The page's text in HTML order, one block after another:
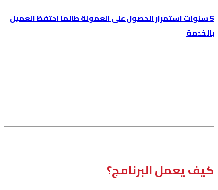
5 سنوات استمرار الحصول على العمولة طالما احتفظ العميل
بالخدمة
كيف يعمل البرنامج؟